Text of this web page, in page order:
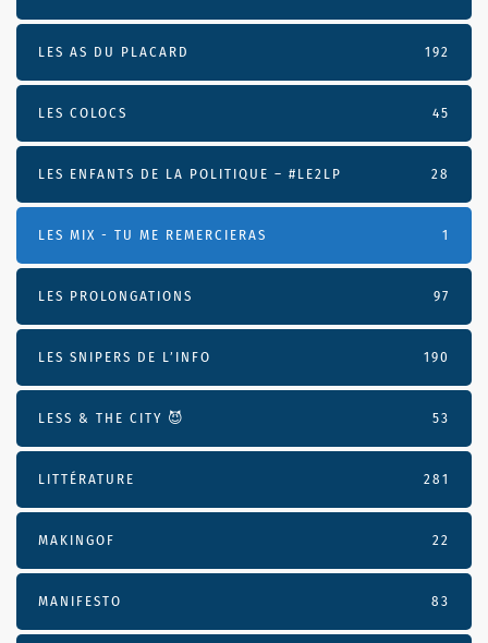
LES AS DU PLACARD 192
LES COLOCS 45
LES ENFANTS DE LA POLITIQUE – #LE2LP 28
LES MIX - TU ME REMERCIERAS 1
LES PROLONGATIONS 97
LES SNIPERS DE L’INFO 190
LESS & THE CITY 😈 53
LITTÉRATURE 281
MAKINGOF 22
MANIFESTO 83